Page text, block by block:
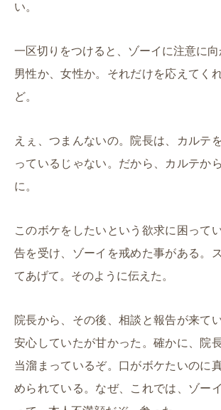
い。
一区切りをつけると、ゾーイに注意に向
男性か、女性か。それだけを応えてく
ど。
えぇ、つまんないの。院長は、カルテ
っているじゃない。だから、カルテか
に。
このボケをしたいという欲求に困って
告を受け、ゾーイを戒めた事がある。
てあげて。そのように伝えた。
院長から、その後、相談と報告が来て
安心していたが甘かった。確かに、院
当溜まっているぞ。口がボケたいのに
められている。なぜ、これでは、ゾー